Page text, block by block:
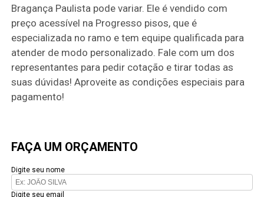
Bragança Paulista pode variar. Ele é vendido com
preço acessível na Progresso pisos, que é
especializada no ramo e tem equipe qualificada para
atender de modo personalizado. Fale com um dos
representantes para pedir cotação e tirar todas as
suas dúvidas! Aproveite as condições especiais para
pagamento!
FAÇA UM ORÇAMENTO
Digite seu nome
Digite seu email